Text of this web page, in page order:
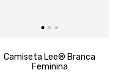
Camiseta Lee® Branca
Feminina